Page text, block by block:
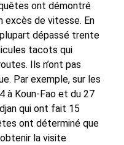
ont démontré
excès de vitesse. En
dépassé trente
tacots qui
Ils n’ont pas
Par exemple, sur les
à Koun-Fao et du 27
qui ont fait 15
ont déterminé que
la visite